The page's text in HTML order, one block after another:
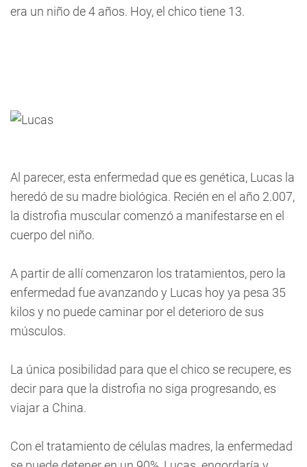
era un niño de 4 años. Hoy, el chico tiene 13.
Al parecer, esta enfermedad que es genética, Lucas la
heredó de su madre biológica. Recién en el año 2.007,
la distrofia muscular comenzó a manifestarse en el
cuerpo del niño.
A partir de allí comenzaron los tratamientos, pero la
enfermedad fue avanzando y Lucas hoy ya pesa 35
kilos y no puede caminar por el deterioro de sus
músculos.
La única posibilidad para que el chico se recupere, es
decir para que la distrofia no siga progresando, es
viajar a China.
Con el tratamiento de células madres, la enfermedad